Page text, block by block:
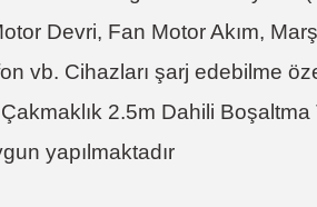
Devri, Fan Motor Akım,
vb. Cihazları şarj edebilme
2.5m Dahili
yapılmaktadır